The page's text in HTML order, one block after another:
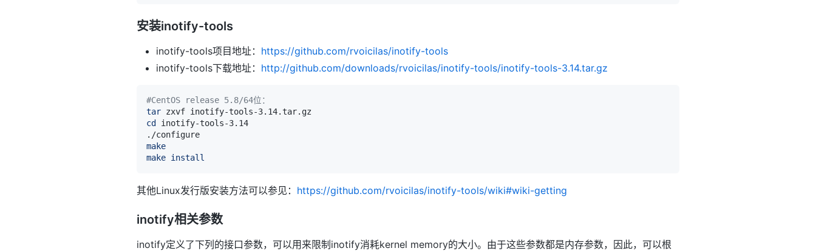
安装inotify-tools
inotify-tools项目地址： https://github.com/rvoicilas/inotify-tools
inotify-tools下载地址： http://github.com/downloads/rvoicilas/inotify-tools/inotify-tools-3.14.tar.gz
#CentOS release 5.8/64位：
tar
cd
make
make install
其他Linux发行版安装方法可以参见： https://github.com/rvoicilas/inotify-tools/wiki#wiki-getting
inotify相关参数
inotify定义了下列的接口参数，可以用来限制inotify消耗kernel memory的大小。由于这些参数都是内存参数，因此，可以根